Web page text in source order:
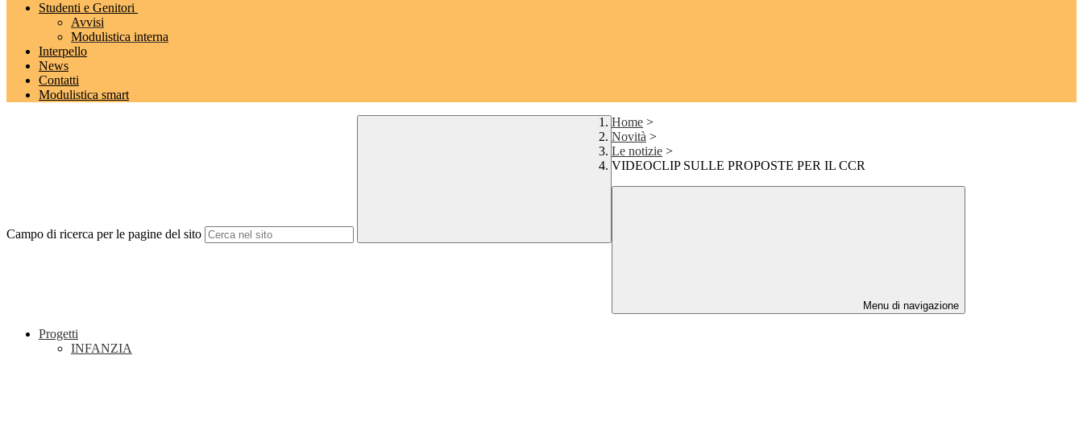
Studenti e Genitori
Avvisi
Modulistica interna
Interpello
News
Contatti
Modulistica smart
Campo di ricerca per le pagine del sito
Home >
Novità >
Le notizie >
VIDEOCLIP SULLE PROPOSTE PER IL CCR
Menu di navigazione
Progetti
INFANZIA